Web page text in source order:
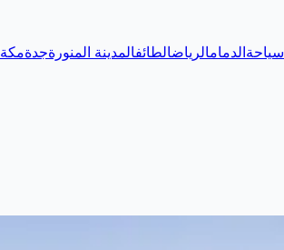
سياحة الدمامالرياضالطائفالمدينة المنورةجدةمكة